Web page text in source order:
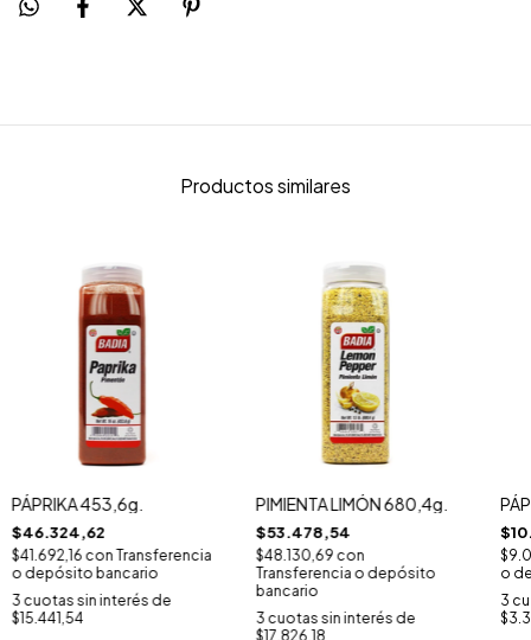
Productos similares
PÁPRIKA 453,6g.
$46.324,62
$41.692,16 conTransferencia
o depósito bancario
3 cuotas sin interés de
$15.441,54
PIMIENTA LIMÓN 680,4g.
$53.478,54
$48.130,69 con
Transferencia o depósito
bancario
3 cuotas sin interés de
$17.826,18
o
3